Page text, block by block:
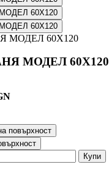
МОДЕЛ 60X120
повърхност
Купи